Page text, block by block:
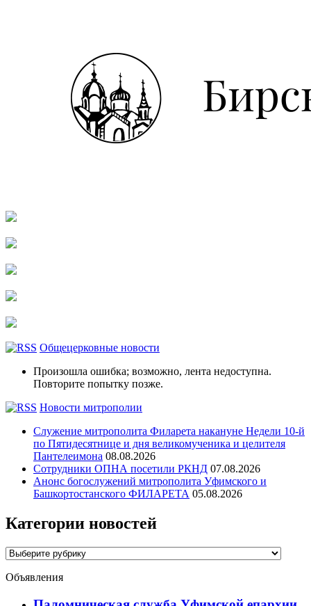
Общецерковные новости
Произошла ошибка; возможно, лента недоступна.
Повторите попытку позже.
Новости митрополии
Служение митрополита Филарета накануне Недели 10-й
по Пятидесятнице и дня великомученика и целителя
Пантелеимона 08.08.2026
Сотрудники ОПНА посетили РКНД 07.08.2026
Анонс богослужений митрополита Уфимского и
Башкортостанского ФИЛАРЕТА 05.08.2026
Категории новостей
Категории
Объявления